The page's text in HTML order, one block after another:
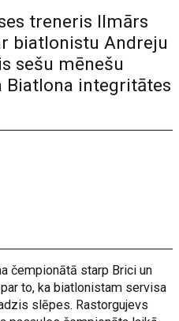
treneris Ilmārs
biatlonistu Andreju
sešu mēnešu
Biatlona integritātes
čempionātā starp Brici un
to, ka biatlonistam servisa
slēpes. Rastorgujevs